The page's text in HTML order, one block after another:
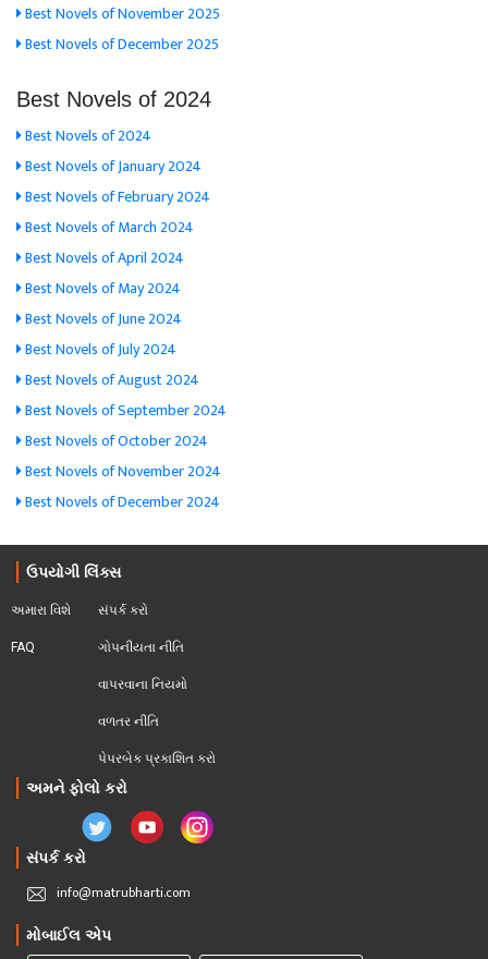
Best Novels of November 2025
Best Novels of December 2025
Best Novels of 2024
Best Novels of 2024
Best Novels of January 2024
Best Novels of February 2024
Best Novels of March 2024
Best Novels of April 2024
Best Novels of May 2024
Best Novels of June 2024
Best Novels of July 2024
Best Novels of August 2024
Best Novels of September 2024
Best Novels of October 2024
Best Novels of November 2024
Best Novels of December 2024
ઉપયોગી લિંક્સ
અમારા વિશે
FAQ
સંપર્ક કરો
ગોપનીયતા નીતિ
વાપરવાના નિયમો
વળતર નીતિ
પેપરબેક પ્રકાશિત કરો
અમને ફોલો કરો
સંપર્ક કરો
info@matrubharti.com
મોબાઈલ એપ